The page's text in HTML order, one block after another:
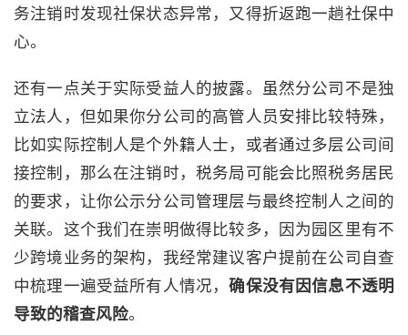
务注销时发现社保状态异常，又得折返跑一趟社保中
心。
还有一点关于实际受益人的披露。虽然分公司不是独
立法人，但如果你分公司的高管人员安排比较特殊，
比如实际控制人是个外籍人士，或者通过多层公司间
接控制，那么在注销时，税务局可能会比照税务居民
的要求，让你公示分公司管理层与最终控制人之间的
关联。这个我们在崇明做得比较多，因为园区里有不
少跨境业务的架构，我经常建议客户提前在公司自查
中梳理一遍受益所有人情况，确保没有因信息不透明
导致的稽查风险。